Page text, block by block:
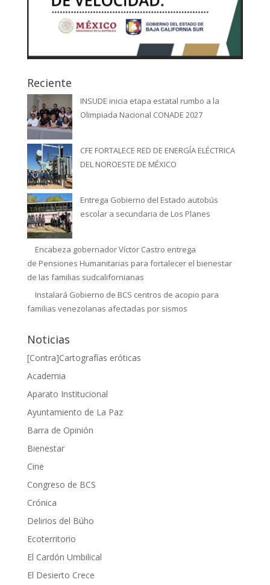
Reciente
INSUDE inicia etapa estatal rumbo a la
Olimpiada Nacional CONADE 2027
CFE FORTALECE RED DE ENERGÍA ELÉCTRICA
DEL NOROESTE DE MÉXICO
Entrega Gobierno del Estado autobús
escolar a secundaria de Los Planes
Encabeza gobernador Víctor Castro entrega
de Pensiones Humanitarias para fortalecer el bienestar
de las familias sudcalifornianas
Instalará Gobierno de BCS centros de acopio para
familias venezolanas afectadas por sismos
Noticias
[Contra]Cartografías eróticas
Academia
Aparato Institucional
Ayuntamiento de La Paz
Barra de Opinión
Bienestar
Cine
Congreso de BCS
Crónica
Delirios del Búho
Ecoterritorio
El Cardón Umbilical
El Desierto Crece